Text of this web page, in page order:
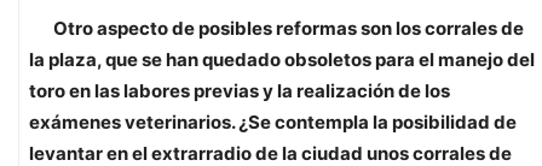
Otro aspecto de posibles reformas son los corrales de
la plaza, que se han quedado obsoletos para el manejo del
toro en las labores previas y la realización de los
exámenes veterinarios. ¿Se contempla la posibilidad de
levantar en el extrarradio de la ciudad unos corrales de